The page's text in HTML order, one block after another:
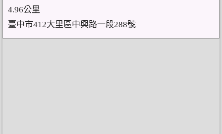
4.96公里
臺中市412大里區中興路一段288號